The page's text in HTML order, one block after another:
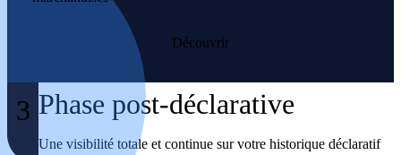
Découvrir
3 Phase post-déclarative
Une visibilité totale et continue sur votre historique déclaratif